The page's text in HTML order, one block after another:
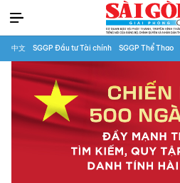
中文 SGGP Đầu tư Tài chính SGGP Thể Thao